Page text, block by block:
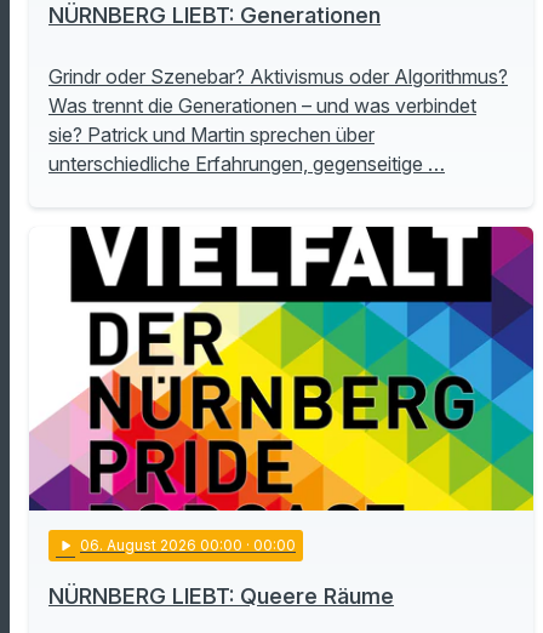
NÜRNBERG LIEBT: Generationen
Grindr oder Szenebar? Aktivismus oder Algorithmus?
Was trennt die Generationen – und was verbindet
sie? Patrick und Martin sprechen über
unterschiedliche Erfahrungen, gegenseitige …
play_arrow 06. August 2026 00:00 · 00:00
NÜRNBERG LIEBT: Queere Räume